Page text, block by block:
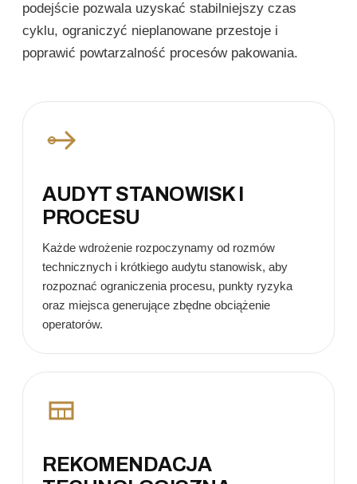
podejście pozwala uzyskać stabilniejszy czas
cyklu, ograniczyć nieplanowane przestoje i
poprawić powtarzalność procesów pakowania.
AUDYT STANOWISK I
PROCESU
Każde wdrożenie rozpoczynamy od rozmów
technicznych i krótkiego audytu stanowisk, aby
rozpoznać ograniczenia procesu, punkty ryzyka
oraz miejsca generujące zbędne obciążenie
operatorów.
REKOMENDACJA